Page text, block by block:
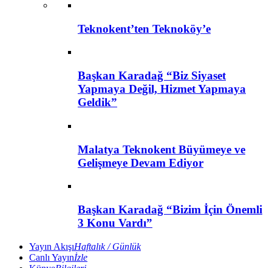
Teknokent’ten Teknoköy’e
Başkan Karadağ “Biz Siyaset
Yapmaya Değil, Hizmet Yapmaya
Geldik”
Malatya Teknokent Büyümeye ve
Gelişmeye Devam Ediyor
Başkan Karadağ “Bizim İçin Önemli
3 Konu Vardı”
Yayın AkışıHaftalık / Günlük
Canlı Yayınİzle